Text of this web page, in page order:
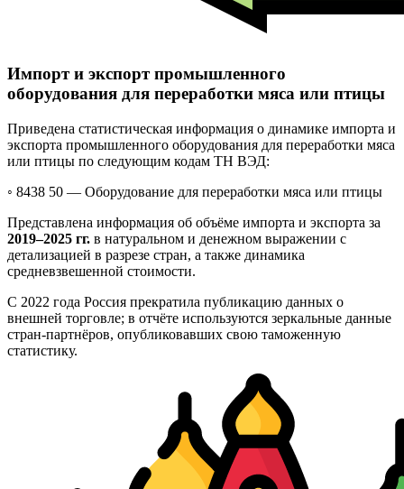
Импорт и экспорт промышленного
оборудования для переработки мяса или птицы
Приведена статистическая информация о динамике импорта и
экспорта промышленного оборудования для переработки мяса
или птицы по следующим кодам ТН ВЭД:
◦ 8438 50 — Оборудование для переработки мяса или птицы
Представлена информация об объёме импорта и экспорта за
2019–2025 гг. в натуральном и денежном выражении с
детализацией в разрезе стран, а также динамика
средневзвешенной стоимости.
С 2022 года Россия прекратила публикацию данных о
внешней торговле; в отчёте используются зеркальные данные
стран-партнёров, опубликовавших свою таможенную
статистику.